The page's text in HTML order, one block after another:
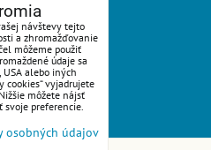
návštevy tejto
a zhromažďovanie
môžeme použiť
údaje sa
alebo iných
cookies“ vyjadrujete
môžete nájsť
svoje preferencie.
osobných údajov